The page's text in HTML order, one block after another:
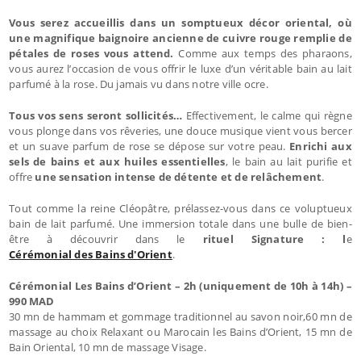
Vous serez accueillis dans un somptueux décor oriental, où
une magnifique baignoire ancienne de cuivre rouge remplie de
pétales de roses vous attend. Comme aux temps des pharaons,
vous aurez l’occasion de vous offrir le luxe d’un véritable bain au lait
parfumé à la rose. Du jamais vu dans notre ville ocre.
Tous vos sens seront sollicités… Effectivement, le calme qui règne
vous plonge dans vos rêveries, une douce musique vient vous bercer
et un suave parfum de rose se dépose sur votre peau. Enrichi aux
sels de bains et aux huiles essentielles, le bain au lait purifie et
offre une sensation intense de détente et de relâchement.
Tout comme la reine Cléopâtre, prélassez-vous dans ce voluptueux
bain de lait parfumé. Une immersion totale dans une bulle de bien-
être à découvrir dans le rituel Signature : le
Cérémonial des Bains d'Orient.
Cérémonial Les Bains d’Orient – 2h (uniquement de 10h à 14h) –
990 MAD
30 mn de hammam et gommage traditionnel au savon noir,60 mn de
massage au choix Relaxant ou Marocain les Bains d’Orient, 15 mn de
Bain Oriental, 10 mn de massage Visage.